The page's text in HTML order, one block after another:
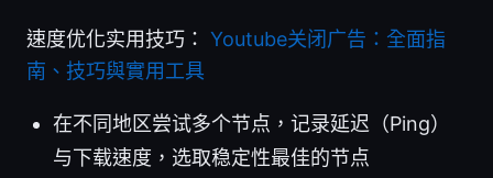
速度优化实用技巧： Youtube关闭广告：全面指
南、技巧與實用工具
在不同地区尝试多个节点，记录延迟（Ping）
与下载速度，选取稳定性最佳的节点